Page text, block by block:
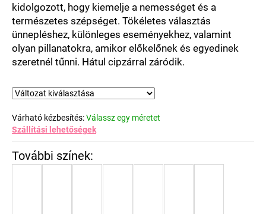
kidolgozott, hogy kiemelje a nemességet és a
természetes szépséget. Tökéletes választás
ünnepléshez, különleges eseményekhez, valamint
olyan pillanatokra, amikor előkelőnek és egyedinek
szeretnél tűnni. Hátul cipzárral záródik.
Várható kézbesítés:Válassz egy méretet
Szállítási lehetőségek